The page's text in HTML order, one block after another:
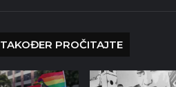
TAKOĐER PROČITAJTE